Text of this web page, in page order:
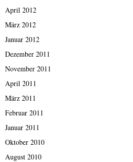
April 2012
März 2012
Januar 2012
Dezember 2011
November 2011
April 2011
März 2011
Februar 2011
Januar 2011
Oktober 2010
August 2010